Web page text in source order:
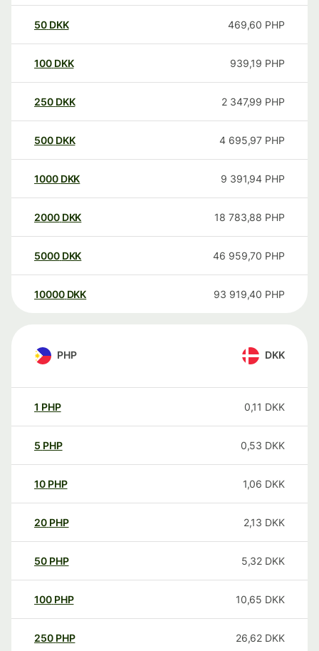
50 DKK 469,60 PHP
100 DKK 939,19 PHP
250 DKK 2 347,99 PHP
500 DKK 4 695,97 PHP
1000 DKK 9 391,94 PHP
2000 DKK 18 783,88 PHP
5000 DKK 46 959,70 PHP
10000 DKK 93 919,40 PHP
PHP DKK
1 PHP 0,11 DKK
5 PHP 0,53 DKK
10 PHP 1,06 DKK
20 PHP 2,13 DKK
50 PHP 5,32 DKK
100 PHP 10,65 DKK
250 PHP 26,62 DKK